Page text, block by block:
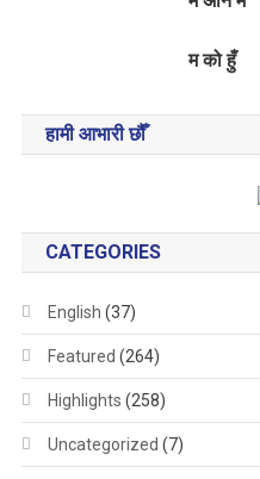
म को हुँ
हामी आभारी छौँ
CATEGORIES
English (37)
Featured (264)
Highlights (258)
Uncategorized (7)